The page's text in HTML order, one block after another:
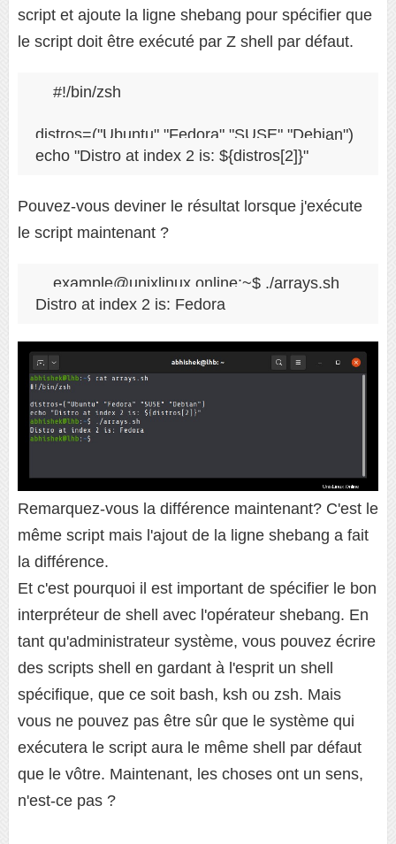
script et ajoute la ligne shebang pour spécifier que
le script doit être exécuté par Z shell par défaut.
#!/bin/zsh
distros=("Ubuntu" "Fedora" "SUSE" "Debian")
echo "Distro at index 2 is: ${distros[2]}"
Pouvez-vous deviner le résultat lorsque j'exécute
le script maintenant ?
example@unixlinux.online:~$ ./arrays.sh
Distro at index 2 is: Fedora
Remarquez-vous la différence maintenant? C'est le
même script mais l'ajout de la ligne shebang a fait
la différence.
Et c'est pourquoi il est important de spécifier le bon
interpréteur de shell avec l'opérateur shebang. En
tant qu'administrateur système, vous pouvez écrire
des scripts shell en gardant à l'esprit un shell
spécifique, que ce soit bash, ksh ou zsh. Mais
vous ne pouvez pas être sûr que le système qui
exécutera le script aura le même shell par défaut
que le vôtre. Maintenant, les choses ont un sens,
n'est-ce pas ?